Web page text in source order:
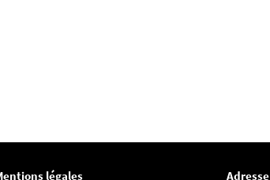
légales Adresse